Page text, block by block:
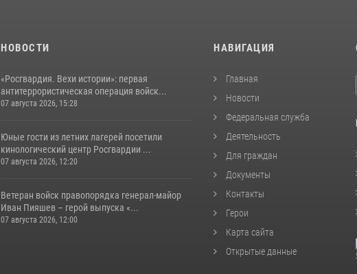
НОВОСТИ
«Росгвардия. Вехи истории»: первая
антитеррористическая операция войск...
07 августа 2026, 15:28
Юные гости из летних лагерей посетили
кинологический центр Росгвардии ...
07 августа 2026, 12:20
Ветеран войск правопорядка генерал-майор
Иван Пияшев – герой выпуска «...
07 августа 2026, 12:00
НАВИГАЦИЯ
Главная
Новости
Федеральная служба
Деятельность
Для граждан
Документы
Контакты
Герои
Карта сайта
Открытые данные